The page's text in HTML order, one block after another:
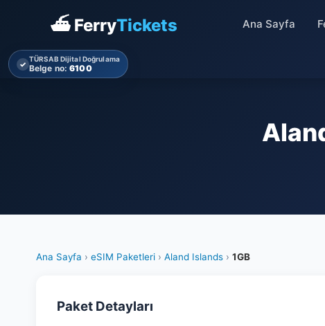
⛴ FerryTickets Ana Sayfa
✓
TÜRSAB Dijital Doğrulama
Belge no: 6100
Ana Sayfa › eSIM Paketleri › Aland Islands › 1GB
Paket Detayları